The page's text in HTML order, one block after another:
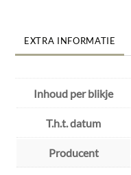
EXTRA INFORMATIE
Inhoud per blikje
T.h.t. datum
Producent